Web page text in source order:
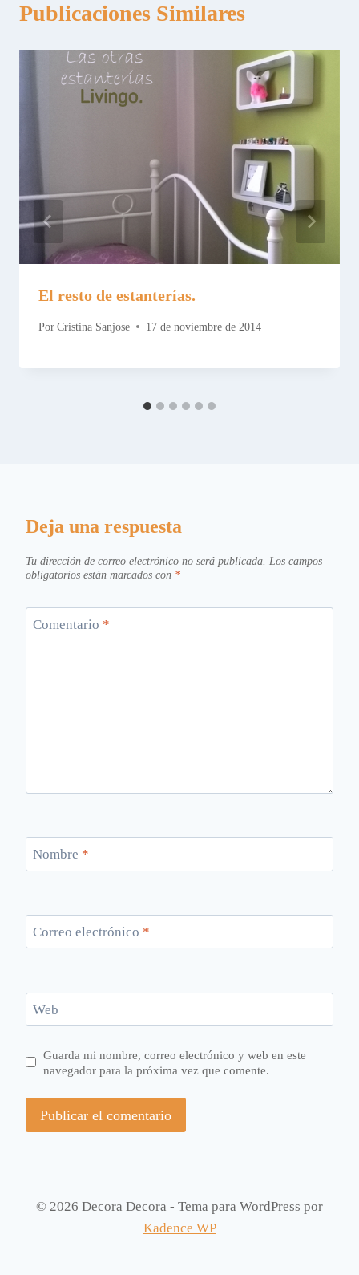
Publicaciones Similares
El resto de estanterías.
Por Cristina Sanjose 17 de noviembre de 2014
Deja una respuesta
Tu dirección de correo electrónico no será publicada. Los campos
obligatorios están marcados con *
Comentario *
Nombre *
Correo electrónico *
Web
Guarda mi nombre, correo electrónico y web en este
navegador para la próxima vez que comente.
© 2026 Decora Decora - Tema para WordPress por
Kadence WP